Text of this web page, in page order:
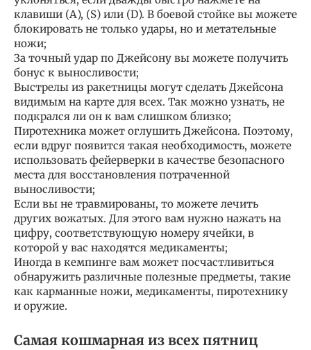
клавиши (А), (S) или (D). В боевой стойке вы можете
блокировать не только удары, но и метательные
ножи;
За точный удар по Джейсону вы можете получить
бонус к выносливости;
Выстрелы из ракетницы могут сделать Джейсона
видимым на карте для всех. Так можно узнать, не
подкрался ли он к вам слишком близко;
Пиротехника может оглушить Джейсона. Поэтому,
если вдруг появится такая необходимость, можете
использовать фейерверки в качестве безопасного
места для восстановления потраченной
выносливости;
Если вы не травмированы, то можете лечить
других вожатых. Для этого вам нужно нажать на
цифру, соответствующую номеру ячейки, в
которой у вас находятся медикаменты;
Иногда в кемпинге вам может посчастливиться
обнаружить различные полезные предметы, такие
как карманные ножи, медикаменты, пиротехнику
и оружие.
Самая кошмарная из всех пятниц